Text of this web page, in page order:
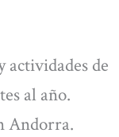
actividades de
al año.
Andorra.